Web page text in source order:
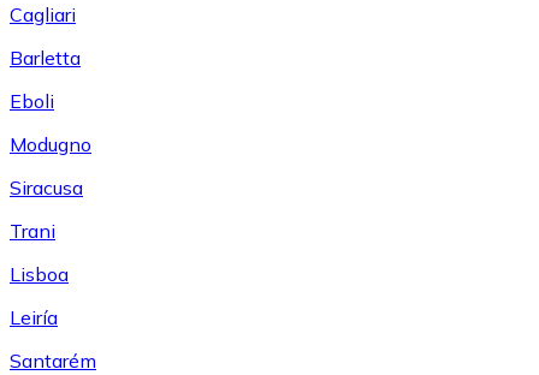
Cagliari
Barletta
Eboli
Modugno
Siracusa
Trani
Lisboa
Leiría
Santarém